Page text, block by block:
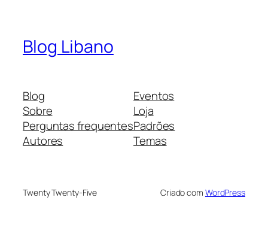
Blog Libano
Blog
Sobre
Perguntas frequentes
Autores
Eventos
Loja
Padrões
Temas
Twenty Twenty-Five Criado com WordPress